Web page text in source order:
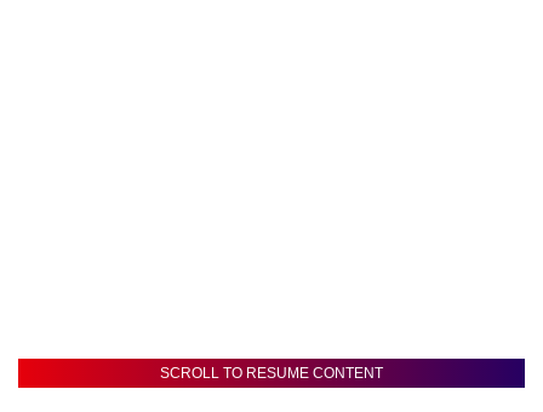
SCROLL TO RESUME CONTENT